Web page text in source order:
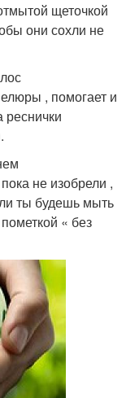
щеточкой
они сохли не
, помогает и
не изобрели ,
ты будешь мыть
« без